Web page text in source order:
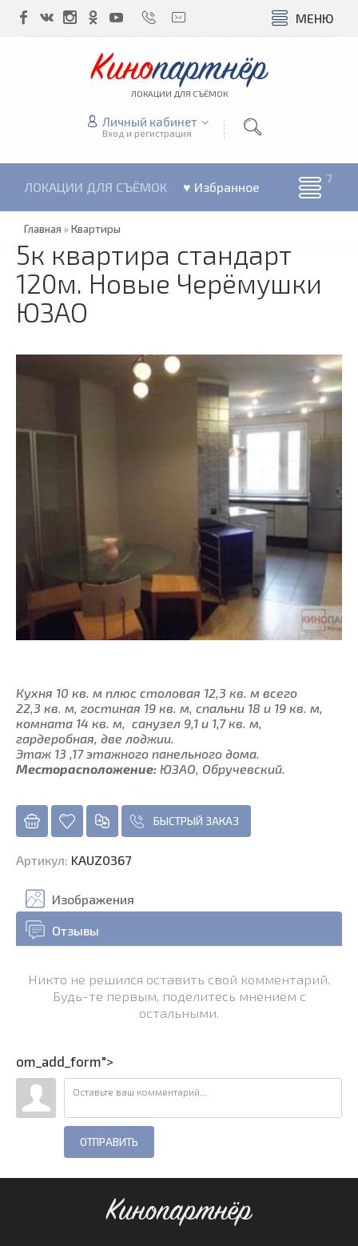
МЕНЮ
Кинопартнёр
ЛОКАЦИИ ДЛЯ СЪЁМОК
Личный кабинет
Вход и регистрация
ЛОКАЦИИ ДЛЯ СЪЁМОК ♥ Избранное
Главная »Квартиры
5к квартира стандарт
120м. Новые Черёмушки
ЮЗАО
Кухня 10 кв. м плюс столовая 12,3 кв. м всего
22,3 кв. м, гостиная 19 кв. м, спальни 18 и 19 кв. м,
комната 14 кв. м, санузел 9,1 и 1,7 кв. м,
гардеробная, две лоджии.
Этаж 13 ,17 этажного панельного дома.
Месторасположение: ЮЗАО, Обручевский.
БЫСТРЫЙ ЗАКАЗ
Артикул: KAUZ0367
Изображения
Отзывы
Никто не решился оставить свой комментарий.
Будь-те первым, поделитесь мнением с
остальными.
om_add_form">
ОТПРАВИТЬ
Кинопартнёр